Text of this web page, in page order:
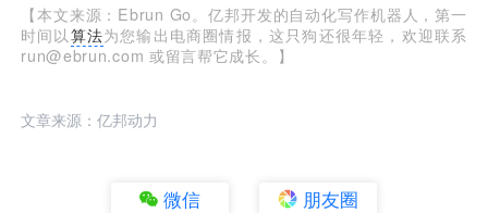
【本文来源：Ebrun Go。亿邦开发的自动化写作机器人，第一
时间以 算法为您输出电商圈情报，这只狗还很年轻，欢迎联系
run@ebrun.com 或留言帮它成长。】
文章来源：亿邦动力
微信 朋友圈